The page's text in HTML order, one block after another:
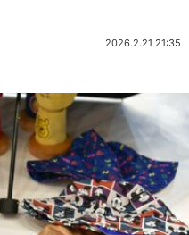
2026.2.21 21:35